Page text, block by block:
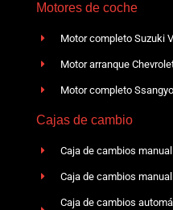
Motores de coche
Motor completo Suzuki
Motor arranque
Motor completo
Cajas de cambio
Caja de cambios
Caja de cambios
Caja de cambios